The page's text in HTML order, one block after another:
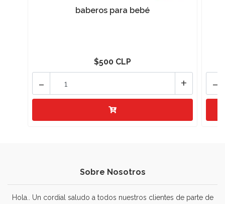
baberos para bebé
$500 CLP
+
- -
Sobre Nosotros
Hola.. Un cordial saludo a todos nuestros clientes de parte de